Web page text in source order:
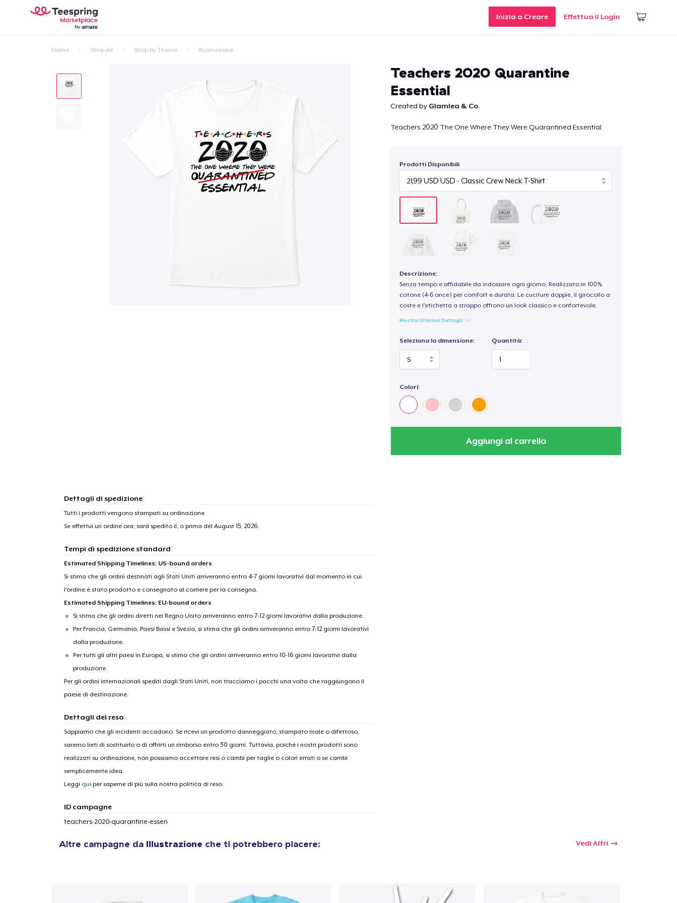
Inizia a Creare Effettua il Login
Home Shop All Shop by Theme Illustrazione
Teachers 2020 Quarantine
Essential
Created by Glamlea & Co.
Teachers 2020 The One Where They Were Quarantined Essential
Prodotti Disponibili
Descrizione:
Senza tempo e affidabile da indossare ogni giorno. Realizzato in 100%
cotone (4-6 once) per comfort e durata. Le cuciture doppie, il girocollo a
coste e l'etichetta a strappo offrono un look classico e confortevole.
Mostra Ulteriori Dettagli
Seleziona la dimensione: Quantità:
Colori:
Aggiungi al carrello
Dettagli di spedizione
Tutti i prodotti vengono stampati su ordinazione.
Se effettui un ordine ora, sarà spedito il, o prima del August 15, 2026.
Tempi di spedizione standard
Estimated Shipping Timelines: US-bound orders
Si stima che gli ordini destinati agli Stati Uniti arriveranno entro 4-7 giorni lavorativi dal momento in cui
l'ordine è stato prodotto e consegnato al corriere per la consegna.
Estimated Shipping Timelines: EU-bound orders
Si stima che gli ordini diretti nel Regno Unito arriveranno entro 7-12 giorni lavorativi dalla produzione.
Per Francia, Germania, Paesi Bassi e Svezia, si stima che gli ordini arriveranno entro 7-12 giorni lavorativi
dalla produzione.
Per tutti gli altri paesi in Europa, si stima che gli ordini arriveranno entro 10-16 giorni lavorativi dalla
produzione.
Per gli ordini internazionali spediti dagli Stati Uniti, non tracciamo i pacchi una volta che raggiungono il
paese di destinazione.
Dettagli del reso
Sappiamo che gli incidenti accadono. Se ricevi un prodotto danneggiato, stampato male o difettoso,
saremo lieti di sostituirlo o di offrirti un rimborso entro 30 giorni. Tuttavia, poiché i nostri prodotti sono
realizzati su ordinazione, non possiamo accettare resi o cambi per taglie o colori errati o se cambi
semplicemente idea.
Leggi quiper saperne di più sulla nostra politica di reso.
ID campagne
teachers-2020-quarantine-essen
Altre campagne da Illustrazione che ti potrebbero piacere: Vedi Altri
1articolo aggiunto al carrello
Classic Crew Neck T-Shirt
19,99 USD